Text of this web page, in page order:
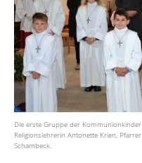
Die erste Gruppe der
Religionslehrerin Antonette Krien,
Schambeck.